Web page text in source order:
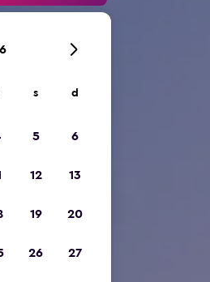
s d
5 6
12 13
19 20
26 27